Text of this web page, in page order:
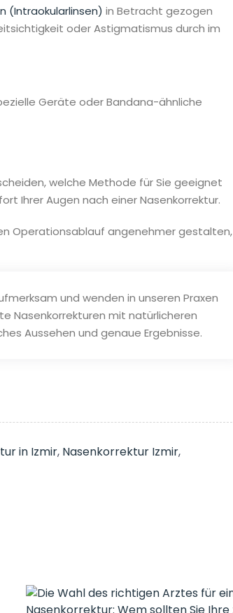
(Intraokularlinsen) in Betracht gezogen
oder Astigmatismus durch im
Geräte oder Bandana-ähnliche
welche Methode für Sie geeignet
Ihrer Augen nach einer Nasenkorrektur.
Operationsablauf angenehmer gestalten,
und wenden in unseren Praxen
Nasenkorrekturen mit natürlicheren
Aussehen und genaue Ergebnisse.
in Izmir, Nasenkorrektur Izmir,